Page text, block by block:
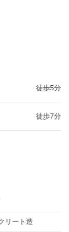
徒歩5分
徒歩7分
リート造